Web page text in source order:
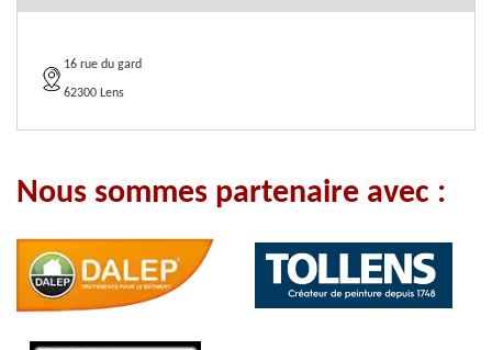
16 rue du gard
62300 Lens
Nous sommes partenaire avec :